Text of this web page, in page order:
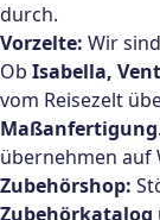
durch.
Vorzelte: Wir
Ob Isabella,
vom Reisezelt
Maßanfertigung
übernehmen auf
Zubehörshop:
Zubehörkatalog